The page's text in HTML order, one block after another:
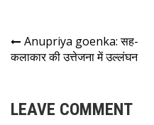
Anupriya goenka: सह-
कलाकार की उत्तेजना में उल्लंघन
LEAVE COMMENT